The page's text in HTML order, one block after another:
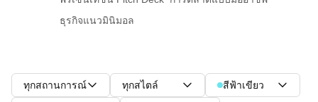
ธุรกิจแนวมินิมอล
ทุกสถานการณ์ ทุกสไตล์ สีฟ้าเขียว